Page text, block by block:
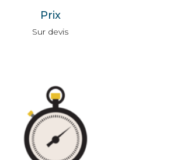
Prix
Sur devis